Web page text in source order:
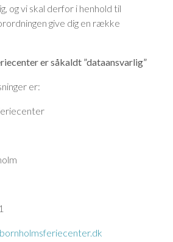
og vi skal derfor i henhold til
give dig en række
er såkaldt ”dataansvarlig”
er: